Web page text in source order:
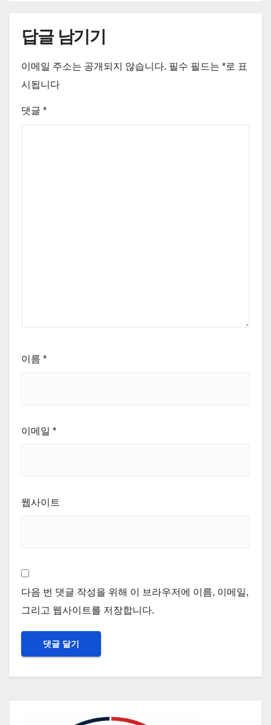
답글 남기기
이메일 주소는 공개되지 않습니다. 필수 필드는 *로 표
시됩니다
댓글 *
이름 *
이메일 *
웹사이트
다음 번 댓글 작성을 위해 이 브라우저에 이름, 이메일,
그리고 웹사이트를 저장합니다.